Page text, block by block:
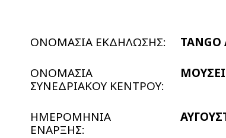
ΟΝΟΜΑΣΙΑ ΕΚΔΗΛΩΣΗΣ:
TANGO
ΟΝΟΜΑΣΙΑ
ΣΥΝΕΔΡΙΑΚΟΥ ΚΕΝΤΡΟΥ:
ΗΜΕΡΟΜΗΝΙΑ
ΕΝΑΡΞΗΣ: